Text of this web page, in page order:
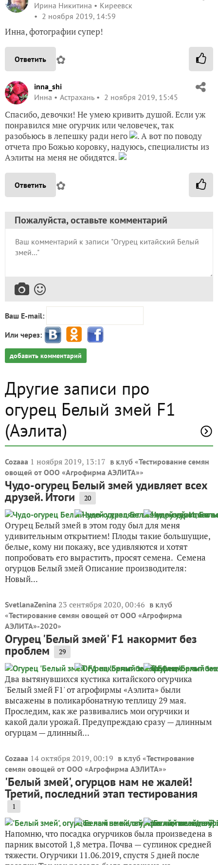
Ирина Никитина
Киреевск
2 ноября 2019, 14:59
Инна, фотографии супер!
Ответить ✿
inna_shi
Инна
Астрахань 2 ноября 2019, 15:45
Спасибо, девочки! Не умею кривить душой. Если уж
понравился мне огурчик или человечек, так
разобьюсь в лепешку ради него
. А вот по поводу
отчета про Божью коровку, надуюсь, специалисты из
Аэлиты на меня не обидятся.
Ответить ✿
Пожалуйста, оставьте комментарий
Ваш E-mail:
Или через:
добавить комментарий
Другие записи про
огурец Белый змей F1
(Аэлита)
Cozaaa 1 ноября 2019, 13:17 в клуб «Тестирование семян
овощей от ООО «Агрофирма АЭЛИТА»»
Чудо-огурец Белый змей удивляет всех
друзей. Итоги 20
Огурец Белый змей в этом году был для меня
удивительным открытием! Плоды такие большущие,
белые, кому ни покажу, все удивляются и хотят
попробовать его вырастить, просят семена. Семена
огурцов Белый змей Описание производителя:
Новый...
SvetlanaZenina 23 сентября 2020, 00:46 в клуб
«Тестирование семян овощей от ООО «Агрофирма
АЭЛИТА»-2020»
Огурец 'Белый змей' F1 накормит без
проблем 29
Два вытянувшихся кустика китайского огурчика
'Белый змей F1' от агрофирмы «Аэлита» были
высажены в поликарбонатную теплицу 29 мая.
Проследим, как же развивались мои огурчики и
какой дали урожай. Предупреждаю сразу — длинным
огурцам — длинный...
Cozaaa 14 октября 2019, 00:19 в клуб «Тестирование
семян овощей от ООО «Агрофирма АЭЛИТА»»
'Белый змей', огурцов нам не жалей!
Третий, последний этап тестирования
1
Напомню, что посадка огурчиков была произведена в
парник высотой 1,8 метра. Почва — суглинок средней
тяжести. Огурчики 11.06.2019, спустя 5 дней после